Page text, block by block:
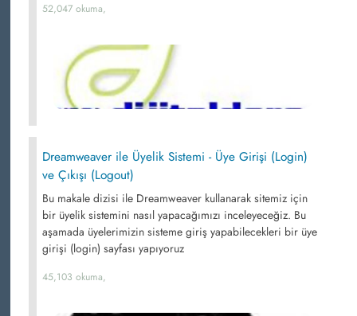
52,047 okuma,
Dreamweaver ile Üyelik Sistemi - Üye Girişi (Login)
ve Çıkışı (Logout)
Bu makale dizisi ile Dreamweaver kullanarak sitemiz için
bir üyelik sistemini nasıl yapacağımızı inceleyeceğiz. Bu
aşamada üyelerimizin sisteme giriş yapabilecekleri bir üye
girişi (login) sayfası yapıyoruz
45,103 okuma,